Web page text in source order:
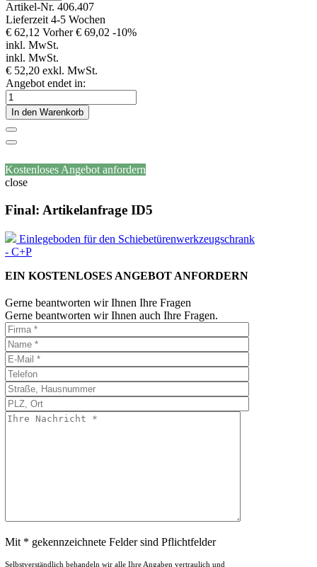
Artikel-Nr. 406.407
Lieferzeit 4-5 Wochen
€ 62,12 Vorher€ 69,02 -10%
inkl. MwSt.
inkl. MwSt.
€ 52,20 exkl. MwSt.
Angebot endet in:
In den Warenkorb
Kostenloses Angebot anfordern
close
Final: Artikelanfrage ID5
Einlegeboden für den Schiebetürenwerkzeugschrank
- C+P
EIN KOSTENLOSES ANGEBOT ANFORDERN
Gerne beantworten wir Ihnen Ihre Fragen
Gerne beantworten wir Ihnen auch Ihre Fragen.
Mit * gekennzeichnete Felder sind Pflichtfelder
Selbstverständlich behandeln wir alle Ihre Angaben vertraulich und